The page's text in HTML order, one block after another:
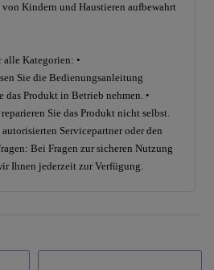
Kindern und Haustieren aufbewahrt
alle Kategorien: •
Sie die Bedienungsanleitung
das Produkt in Betrieb nehmen. •
Sie das Produkt nicht selbst.
Servicepartner oder den
Bei Fragen zur sicheren Nutzung
Ihnen jederzeit zur Verfügung.